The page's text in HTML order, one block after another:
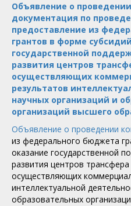
Объявление о
документация по
предоставление из
грантов в форме
государственной
развития центров
осуществляющих
результатов
научных организаций и
организаций высшего
Объявление о проведении
из федерального бюджета
оказание государственной
развития центров трансфера
осуществляющих
интеллектуальной
образовательных